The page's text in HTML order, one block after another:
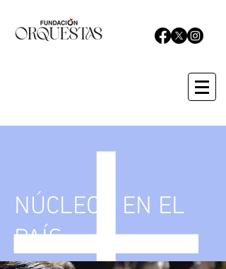
NÚCLEOS EN EL
PAÍS